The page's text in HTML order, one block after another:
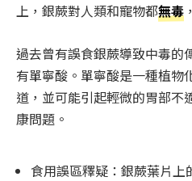
上，銀蕨對人類和寵物都無毒
過去曾有誤食銀蕨導致中毒的
有單寧酸。單寧酸是一種植物
道，並可能引起輕微的胃部不
康問題。
食用誤區釋疑：銀蕨葉片上